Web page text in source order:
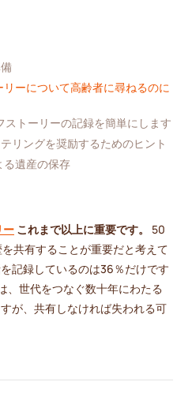
ーについて高齢者に尋ねるのに
ストーリーの記録を簡単にします
リングを奨励するためのヒント
る遺産の保存
ー これまで以上に重要です。
50
共有することが重要だと考えて
記録しているのは36％だけです
、世代をつなぐ数十年にわたる
が、共有しなければ失われる可